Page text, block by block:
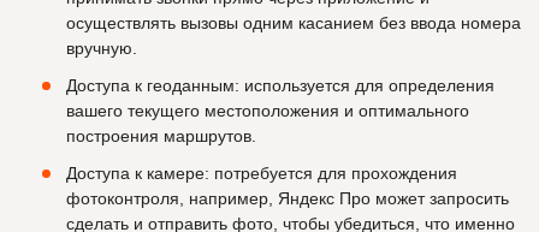
осуществлять вызовы одним касанием без ввода номера
вручную.
Доступа к геоданным: используется для определения
вашего текущего местоположения и оптимального
построения маршрутов.
Доступа к камере: потребуется для прохождения
фотоконтроля, например, Яндекс Про может запросить
сделать и отправить фото, чтобы убедиться, что именно